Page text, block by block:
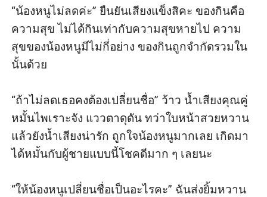
“น้องหนูไม่ลดค่ะ” ยืนยันเสียงแข็งสิคะ ของกินคือ
ความสุข ไม่ได้กินเท่ากับความสุขหายไป ความ
สุขของน้องหนูมีไม่กี่อย่าง ของกินถูกจำกัดรวมใน
นั้นด้วย
“ถ้าไม่ลดเธอคงต้องเปลี่ยนชื่อ” ว้าว น้ำเสียงคุณคู่
หมั้นไพเราะจัง แววตาดุดัน ทว่าใบหน้าสวยหวาน
แล้วยังน้ำเสียงน่ารัก ถูกใจน้องหนูมากเลย เกิดมา
ได้หมั้นกับผู้ชายแบบนี้โชคดีมาก ๆ เลยนะ
“ให้น้องหนูเปลี่ยนชื่อเป็นอะไรคะ” ฉันส่งยิ้มหวาน